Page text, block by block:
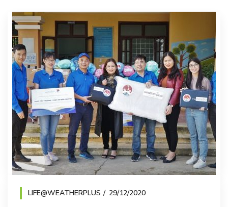
LIFE@WEATHERPLUS 29/12/2020